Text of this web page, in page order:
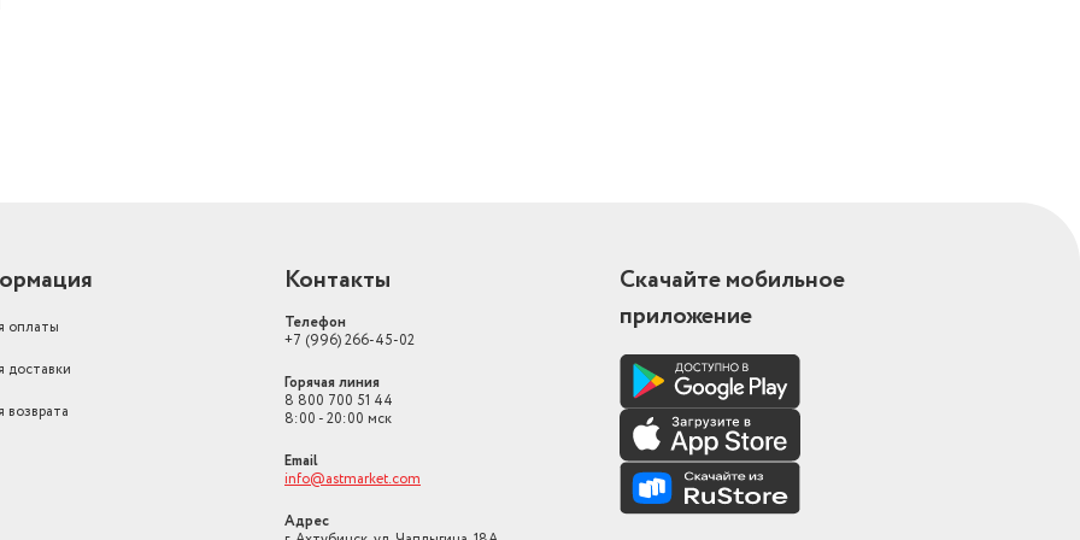
оплаты
доставки
возврата
Контакты
Телефон
+7 (996) 266-45-02
Горячая линия
8 800 700 51 44
8:00 - 20:00 мск
Email
info@astmarket.com
Адрес
Скачайте мобильное
приложение